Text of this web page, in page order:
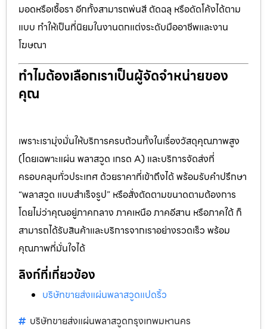
มอดหรือเชื้อรา อีกทั้งสามารถพ่นสี ตัดฉลุ หรือดัดโค้งได้ตาม
แบบ ทำให้เป็นที่นิยมในงานตกแต่งระดับมืออาชีพและงาน
โฆษณา
ทำไมต้องเลือกเราเป็นผู้จัดจำหน่ายของ
คุณ
เพราะเรามุ่งมั่นให้บริการครบถ้วนทั้งในเรื่องวัสดุคุณภาพสูง
(โดยเฉพาะแผ่น พลาสวูด เกรด A) และบริการจัดส่งที่
ครอบคลุมทั่วประเทศ ด้วยราคาที่เข้าถึงได้ พร้อมรับคำปรึกษา
“พลาสวูด แบบสำเร็จรูป” หรือสั่งตัดตามขนาดตามต้องการ
โดยไม่ว่าคุณอยู่ภาคกลาง ภาคเหนือ ภาคอีสาน หรือภาคใต้ ก็
สามารถได้รับสินค้าและบริการจากเราอย่างรวดเร็ว พร้อม
คุณภาพที่มั่นใจได้
ลิงก์ที่เกี่ยวข้อง
บริษัทขายส่งแผ่นพลาสวูดแปดริ้ว
บริษัทขายส่งแผ่นพลาสวูดกรุงเทพมหานคร